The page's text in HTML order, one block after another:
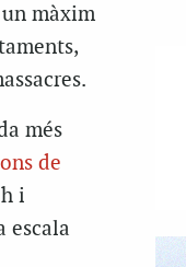
màxim
més
de
i
escala